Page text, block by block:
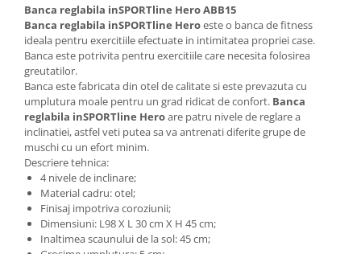
Lampi de veghe
Mobilier Birou
Saltele de infasat
Scaun masa copii
La plimbare
Biciclete
Biciclete copii cu roti 10 inch (2-4
ani)
Biciclete copii cu roti 12 inch (3-6
ani)
Biciclete copii cu roti 14 inch (3-7
ani)
Banca reglabila inSPORTline Hero ABB15
Banca reglabila inSPORTline Heroeste o banca de fitness
ideala pentru exercitiile efectuate in intimitatea propriei case.
Banca este potrivita pentru exercitiile care necesita folosirea
greutatilor.
Banca este fabricata din otel de calitate si este prevazuta cu
umplutura moale pentru un grad ridicat de confort. Banca
reglabila inSPORTline Heroare patru nivele de reglare a
inclinatiei, astfel veti putea sa va antrenati diferite grupe de
muschi cu un efort minim.
Descriere tehnica:
4 nivele de inclinare;
Material cadru: otel;
Finisaj impotriva coroziunii;
Dimensiuni: L98 X L 30 cm X H 45 cm;
Inaltimea scaunului de la sol: 45 cm;